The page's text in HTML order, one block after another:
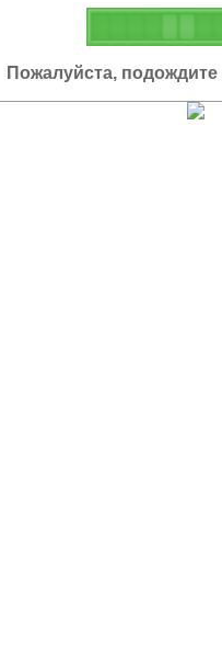
Пожалуйста,